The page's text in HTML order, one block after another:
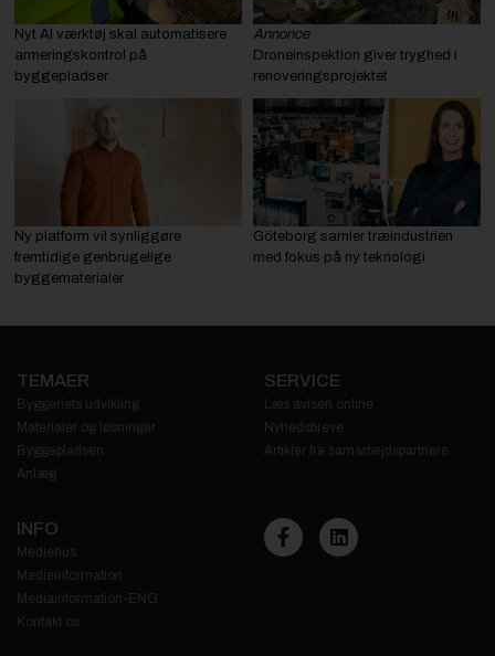
Nyt AI værktøj skal automatisere
armeringskontrol på
byggepladser
Annonce
Droneinspektion giver tryghed i
renoveringsprojektet
Ny platform vil synliggøre
fremtidige genbrugelige
byggematerialer
Göteborg samler træindustrien
med fokus på ny teknologi
TEMAER
Byggeriets udvikling
Materialer og løsninger
Byggepladsen
Anlæg
SERVICE
Læs avisen online
Nyhedsbreve
Artikler fra samarbejdspartnere
INFO
Mediehus
Medieinformation
Mediainformation-ENG
Kontakt os